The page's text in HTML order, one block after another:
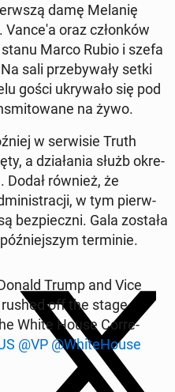
damę Melanię
oraz człon­ków
Marco Rubio i szefa
sali prze­by­wa­ły setki
gości ukry­wa­ło się pod
na żywo.
w ser­wi­sie Truth
a dzia­ła­nia służb okre­
Dodał również, że
w tym pierw­
bez­piecz­ni. Gala została
ter­mi­nie.
Trump and Vice
off the stage
White House Cor­re­
@VP @Whi­te­Ho­use